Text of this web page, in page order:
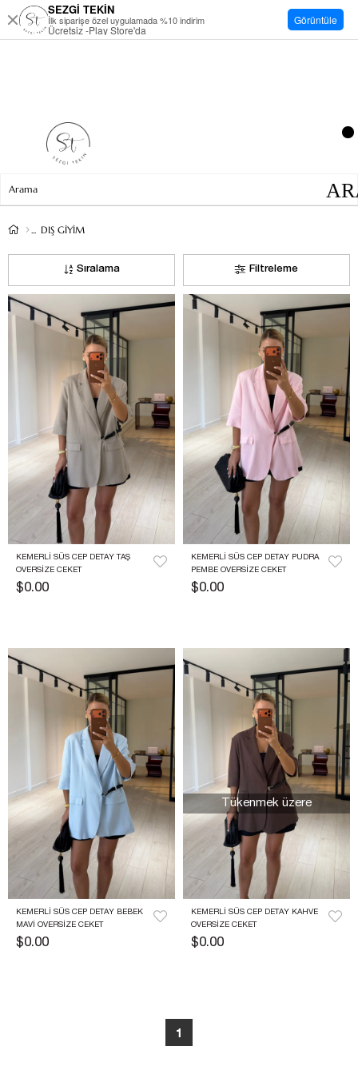
DIŞ GİYİM
Filtreleme
Sıralama
KEMERLI SÜS CEP DETAY TAŞ
OVERSIZE CEKET
$0.00
KEMERLI SÜS CEP DETAY PUDRA
PEMBE OVERSIZE CEKET
$0.00
KEMERLI SÜS CEP DETAY BEBEK
MAVI OVERSIZE CEKET
$0.00
KEMERLI SÜS CEP DETAY KAHVE
OVERSIZE CEKET
$0.00
Tükenmek üzere
1
SEZGİ TEKİN
İlk siparişe özel uygulamada %10 indirim
Ücretsiz -Play Store'da
Görüntüle